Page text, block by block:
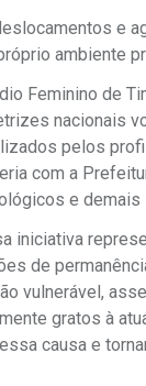
e
ambiente
Feminino de
nacionais
pelos
com a
e demais
iniciativa
de
vulnerável,
gratos à
causa e